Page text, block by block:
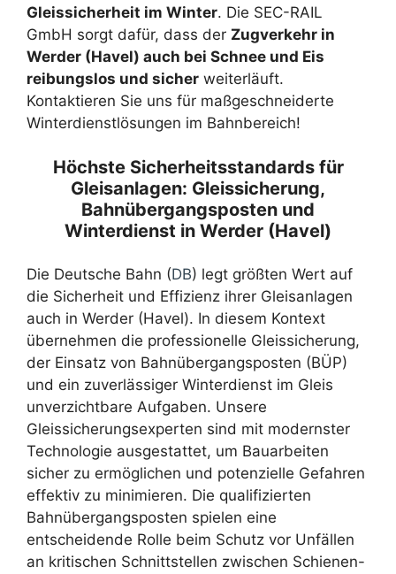
Gleissicherheit im Winter. Die SEC-RAIL
GmbH sorgt dafür, dass der Zugverkehr in
Werder (Havel) auch bei Schnee und Eis
reibungslos und sicher weiterläuft.
Kontaktieren Sie uns für maßgeschneiderte
Winterdienstlösungen im Bahnbereich!
Höchste Sicherheitsstandards für
Gleisanlagen: Gleissicherung,
Bahnübergangsposten und
Winterdienst in Werder (Havel)
Die Deutsche Bahn (DB) legt größten Wert auf
die Sicherheit und Effizienz ihrer Gleisanlagen
auch in Werder (Havel). In diesem Kontext
übernehmen die professionelle Gleissicherung,
der Einsatz von Bahnübergangsposten (BÜP)
und ein zuverlässiger Winterdienst im Gleis
unverzichtbare Aufgaben. Unsere
Gleissicherungsexperten sind mit modernster
Technologie ausgestattet, um Bauarbeiten
sicher zu ermöglichen und potenzielle Gefahren
effektiv zu minimieren. Die qualifizierten
Bahnübergangsposten spielen eine
entscheidende Rolle beim Schutz vor Unfällen
an kritischen Schnittstellen zwischen Schienen-